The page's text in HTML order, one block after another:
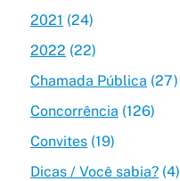
2021 (24)
2022 (22)
Chamada Pública (27)
Concorrência (126)
Convites(19)
Dicas / Você sabia?(4)